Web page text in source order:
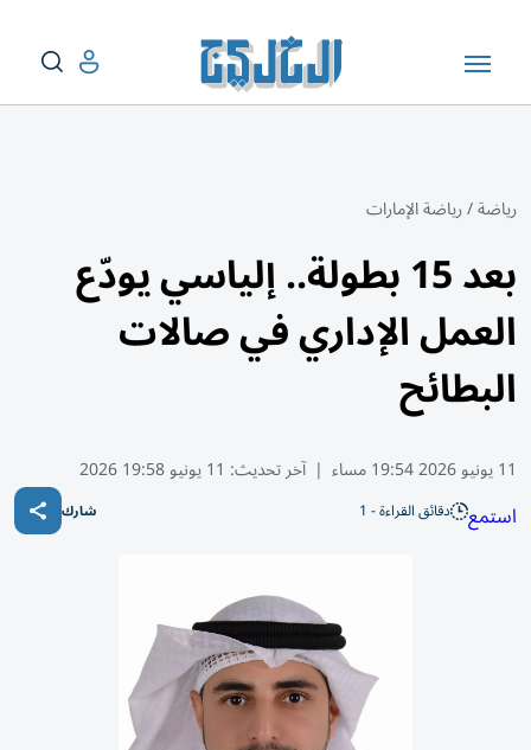
رياضة/رياضة الإمارات
بعد 15 بطولة.. إلياسي يودّع
العمل الإداري في صالات
البطائح
11 يونيو 2026 19:54 مساء | آخر تحديث: 11 يونيو 19:58 2026
استمع دقائق القراءة - 1 شارك